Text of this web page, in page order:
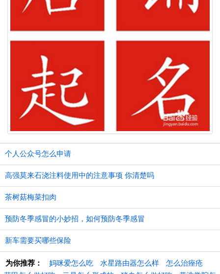
个人公众号怎么申请
高强莫来石浇注料使用中的注意事项 你清楚吗
茶树菇梅菜扣肉
预防冬季感冒的小妙招，如何预防冬季感冒
新车需要买哪些保险
为你推荐： 妈咪爱怎么吃 水星路由器怎么样
怎么治痤疮